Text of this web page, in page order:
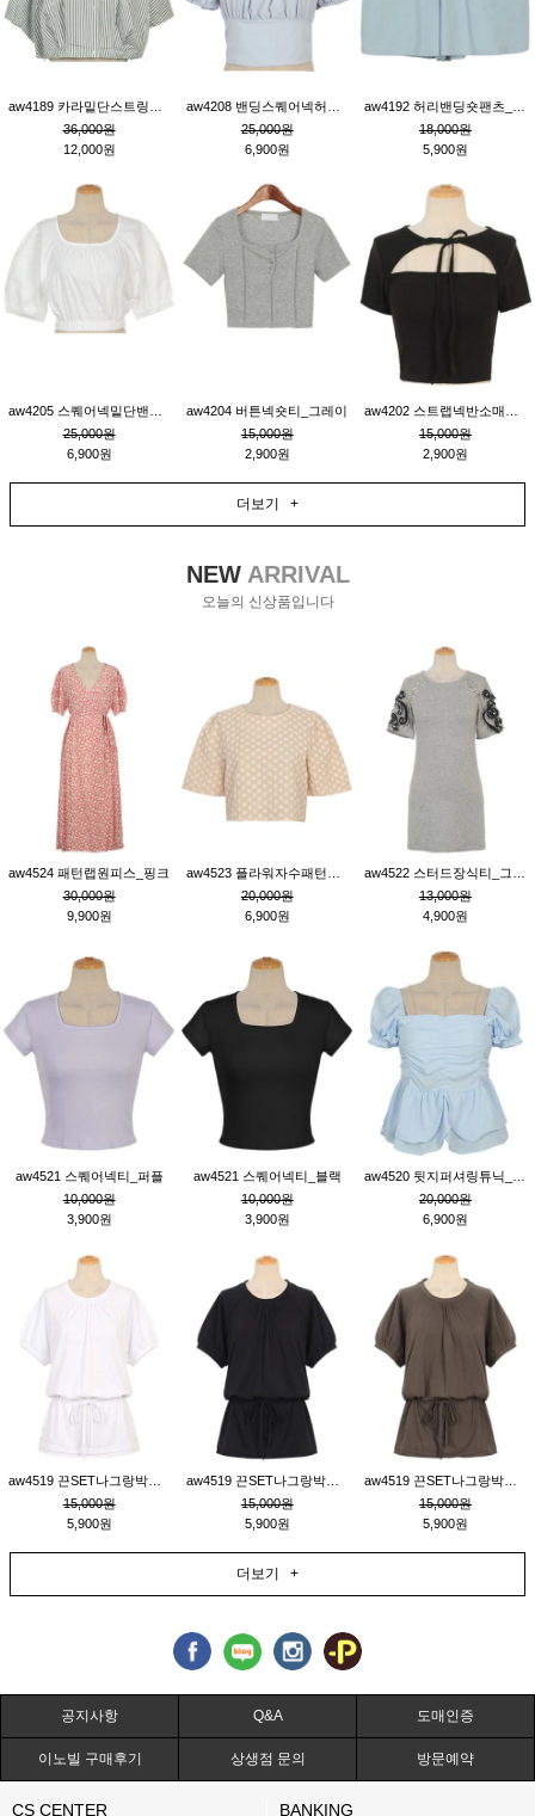
36,000원
12,000원
25,000원
6,900원
18,000원
5,900원
25,000원
6,900원
aw4204 버튼넥숏티_그레이
15,000원
2,900원
15,000원
2,900원
더보기 +
NEWARRIVAL
오늘의 신상품입니다
aw4524 패턴랩원피스_핑크
30,000원
9,900원
20,000원
6,900원
13,000원
4,900원
aw4521 스퀘어넥티_퍼플
10,000원
3,900원
aw4521 스퀘어넥티_블랙
10,000원
3,900원
20,000원
6,900원
15,000원
5,900원
15,000원
5,900원
15,000원
5,900원
더보기 +
공지사항 Q&A 도매인증
이노빌 구매후기 상생점 문의 방문예약
CS CENTER BANKING